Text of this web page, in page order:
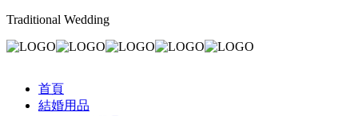
Traditional Wedding
首頁
結婚用品